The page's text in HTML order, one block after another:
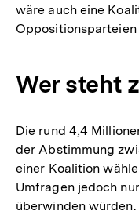
wäre auch eine
Oppositionsparteien
Wer steht
Die rund 4,4
der Abstimmung
einer Koalition
Umfragen jedoch
überwinden würden.